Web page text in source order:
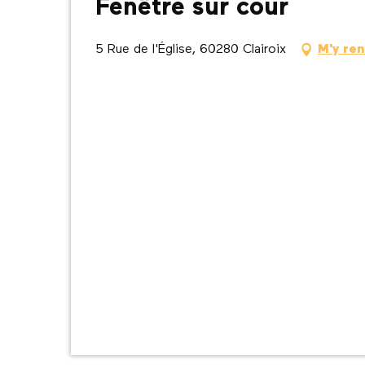
Fenêtre sur cour
5 Rue de l'Église, 60280 Clairoix M'y